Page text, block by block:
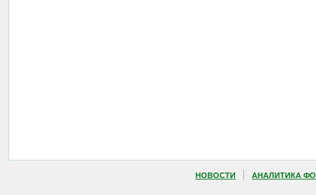
НОВОСТИ АНАЛИТИКА